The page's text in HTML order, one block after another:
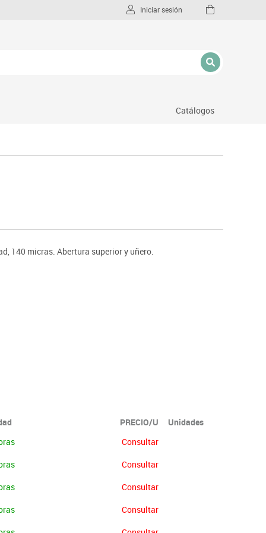
Iniciar sesión
Catálogos
140 micras. Abertura superior y uñero.
PRECIO/U
Unidades
Consultar
Consultar
Consultar
Consultar